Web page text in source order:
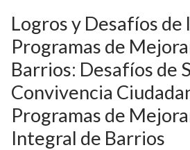
Logros y Desafíos de
Programas de
Barrios: Desafíos de
Convivencia
Programas de
Integral de Barrios